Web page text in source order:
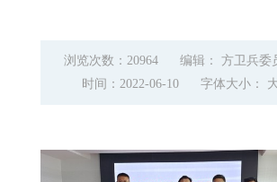
浏览次数：20964 编辑： 方卫兵委
时间：2022-06-10
字体大小：